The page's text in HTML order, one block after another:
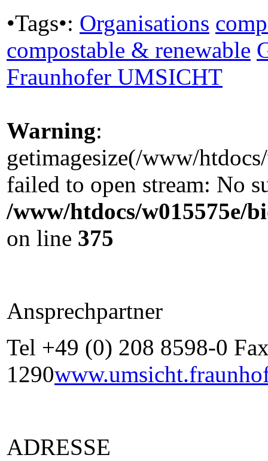
•Tags•: Organisations
compostable & renewable
Fraunhofer UMSICHT
Warning:
getimagesize(/www/
failed to open stream: No
/www/htdocs/w015575e/
on line 375
Ansprechpartner
Tel +49 (0) 208 8598-0
1290
ADRESSE